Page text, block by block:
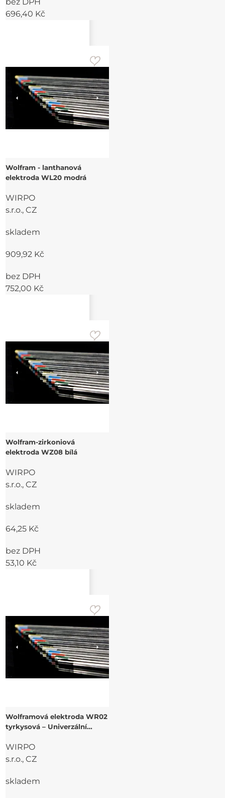
696,40 Kč
Wolfram - lanthanová
elektroda WL20 modrá
WIRPO
s.r.o., CZ
skladem
909,92 Kč
bez DPH
752,00 Kč
Wolfram-zirkoniová
elektroda WZ08 bílá
WIRPO
s.r.o., CZ
skladem
64,25 Kč
bez DPH
53,10 Kč
Wolframová elektroda WR02
tyrkysová – Univerzální
WIRPO
s.r.o., CZ
skladem